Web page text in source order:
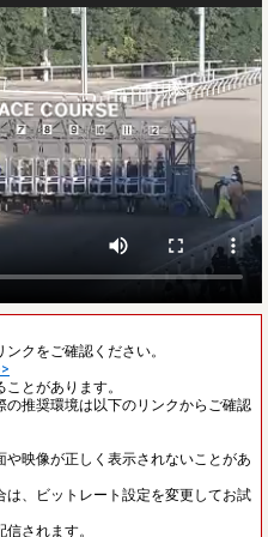
クをご確認ください。
とがあります。
の推奨環境は以下のリンクからご確認
映像が正しく表示されないことがあ
は、ビットレート設定を変更してお試
されます。